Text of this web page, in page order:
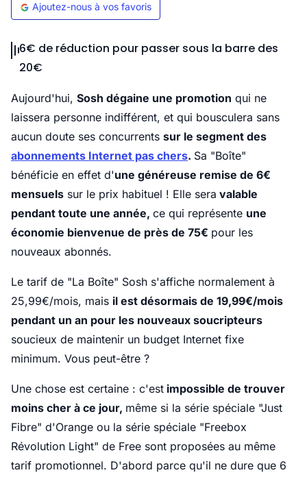
Ajoutez-nous à vos favoris
6€ de réduction pour passer sous la barre des
20€
Aujourd'hui, Sosh dégaine une promotion qui ne
laissera personne indifférent, et qui bousculera sans
aucun doute ses concurrents sur le segment des
abonnements Internet pas chers. Sa "Boîte"
bénéficie en effet d'une généreuse remise de 6€
mensuels sur le prix habituel ! Elle sera valable
pendant toute une année, ce qui représente une
économie bienvenue de près de 75€ pour les
nouveaux abonnés.
Le tarif de "La Boîte" Sosh s'affiche normalement à
25,99€/mois, mais il est désormais de 19,99€/mois
pendant un an pour les nouveaux soucripteurs
soucieux de maintenir un budget Internet fixe
minimum. Vous peut-être ?
Une chose est certaine : c'est impossible de trouver
moins cher à ce jour, même si la série spéciale "Just
Fibre" d'Orange ou la série spéciale "Freebox
Révolution Light" de Free sont proposées au même
tarif promotionnel. D'abord parce qu'il ne dure que 6